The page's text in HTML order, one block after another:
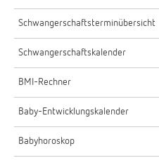
Schwangerschaftsterminübersicht
Schwangerschaftskalender
BMI-Rechner
Baby-Entwicklungskalender
Babyhoroskop